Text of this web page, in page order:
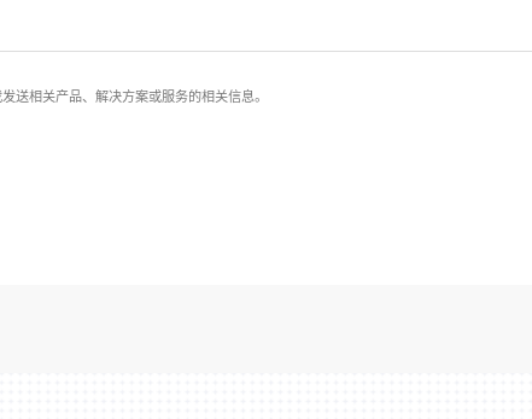
送相关产品、解决方案或服务的相关信息。